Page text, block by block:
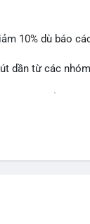
10% dù báo
dần từ các